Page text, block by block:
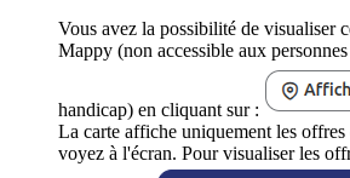
Vous avez la possibilité de visualiser
Mappy (non accessible aux
handicap) en cliquant sur :
La carte affiche uniquement les
voyez à l'écran. Pour visualiser les